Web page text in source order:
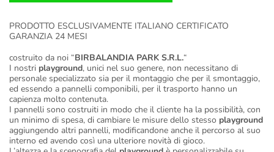
PRODOTTO ESCLUSIVAMENTE ITALIANO CERTIFICATO
GARANZIA 24 MESI
costruito da noi “BIRBALANDIA PARK S.R.L.“
I nostri playground, unici nel suo genere, non necessitano di
personale specializzato sia per il montaggio che per il smontaggio,
ed essendo a pannelli componibili, per il trasporto hanno un
capienza molto contenuta.
I pannelli sono costruiti in modo che il cliente ha la possibilità, con
un minimo di spesa, di cambiare le misure dello stesso playground
aggiungendo altri pannelli, modificandone anche il percorso al suo
interno ed avendo così una ulteriore novità di gioco.